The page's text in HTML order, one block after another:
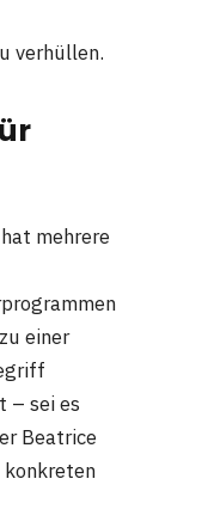
verhüllen.
mehrere
einer
– sei es
Beatrice